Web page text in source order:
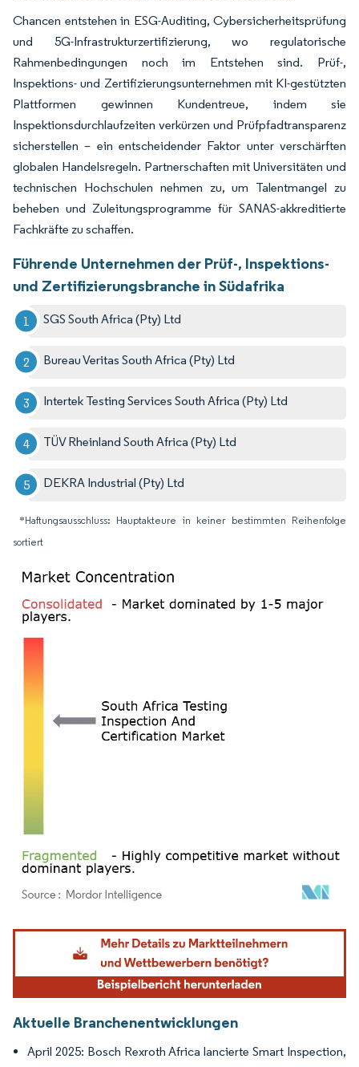
Chancen entstehen in ESG-Auditing, Cybersicherheitsprüfung
und 5G-Infrastrukturzertifizierung, wo regulatorische
Rahmenbedingungen noch im Entstehen sind. Prüf-,
Inspektions- und Zertifizierungsunternehmen mit KI-gestützten
Plattformen gewinnen Kundentreue, indem sie
Inspektionsdurchlaufzeiten verkürzen und Prüfpfadtransparenz
sicherstellen – ein entscheidender Faktor unter verschärften
globalen Handelsregeln. Partnerschaften mit Universitäten und
technischen Hochschulen nehmen zu, um Talentmangel zu
beheben und Zuleitungsprogramme für SANAS-akkreditierte
Fachkräfte zu schaffen.
Führende Unternehmen der Prüf-, Inspektions-
und Zertifizierungsbranche in Südafrika
SGS South Africa (Pty) Ltd
Bureau Veritas South Africa (Pty) Ltd
Intertek Testing Services South Africa (Pty) Ltd
TÜV Rheinland South Africa (Pty) Ltd
DEKRA Industrial (Pty) Ltd
*Haftungsausschluss: Hauptakteure in keiner bestimmten Reihenfolge
sortiert
Bild © Mordor Intelligence. Wiederverwendung erfordert Namensnennung gemäß
Aktuelle Branchenentwicklungen
April 2025: Bosch Rexroth Africa lancierte Smart Inspection,